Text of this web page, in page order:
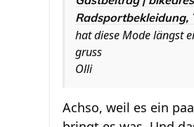
Radsportbekleidung,
hat diese Mode längst
gruss
Olli
Achso, weil es ein